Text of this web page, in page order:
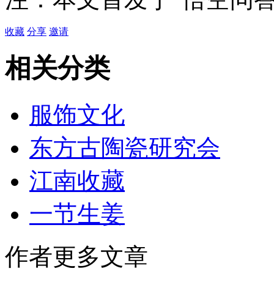
收藏 分享 邀请
相关分类
服饰文化
东方古陶瓷研究会
江南收藏
一节生姜
作者更多文章